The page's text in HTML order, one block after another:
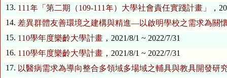
13. 111年「第二期（109-111年）大學社會責任實踐計畫」
，
14. 差異群體友善環境之建構與精進—以啟明學校之需求為關
15. 110學年度樂齡大學計畫 ，2021/8/1 ~ 2022/7/31
16. 110學年度樂齡大學計畫 ，2021/8/1 ~ 2022/7/31
17. 以醫病需求為導向整合多領域多場域之輔具與教具開發研